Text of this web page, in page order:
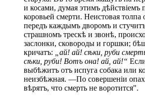
и косами, думая этимъ дѣйствіемъ
коровьей смерти. Неистовая толпа
передъ каждымъ дворомъ и
страшномъ трескѣ и звонѣ,
заслонки, сковороды и горшки;
кричатъ: „ай! ай! сѣки, руби
сѣки, руби! Вотъ она! ай, ай!“
выбѣжитъ отъ испуга собака или
неизбѣжная. —По совершеніи
вѣрятъ, что смерть не воротится".